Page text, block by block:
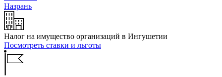
Назрань
Налог на имущество организаций в Ингушетии
Посмотреть ставки и льготы